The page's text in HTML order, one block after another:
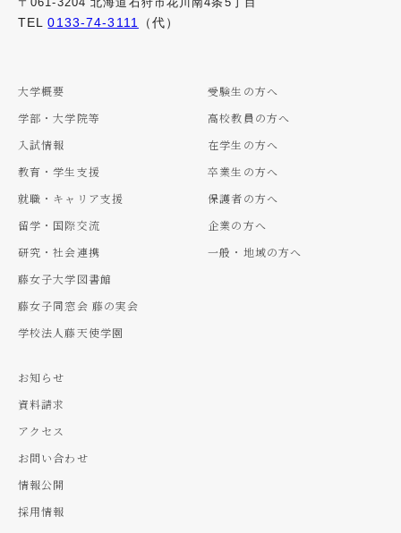
TEL0133-74-3111 （代）
大学概要
学部・大学院等
入試情報
教育・学生支援
就職・キャリア支援
留学・国際交流
研究・社会連携
藤女子大学図書館
藤女子同窓会 藤の実会
学校法人藤天使学園
受験生の方へ
高校教員の方へ
在学生の方へ
卒業生の方へ
保護者の方へ
企業の方へ
一般・地域の方へ
お知らせ
資料請求
アクセス
お問い合わせ
情報公開
採用情報